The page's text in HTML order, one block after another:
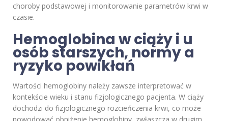
choroby podstawowej i monitorowanie parametrów krwi w
czasie.
Hemoglobina w ciąży i u
osób starszych, normy a
ryzyko powikłań
Wartości hemoglobiny należy zawsze interpretować w
kontekście wieku i stanu fizjologicznego pacjenta. W ciąży
dochodzi do fizjologicznego rozcieńczenia krwi, co może